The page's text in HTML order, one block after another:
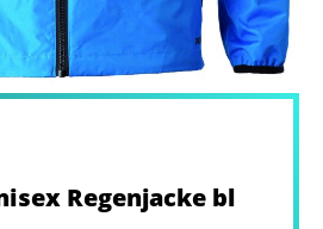
Regenjacke bl